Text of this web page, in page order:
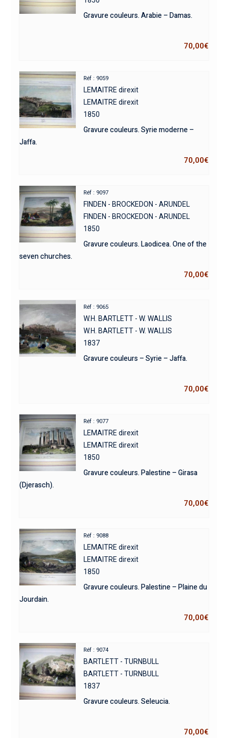
Gravure couleurs. Arabie – Damas.
70,00€
Réf : 9059
LEMAITRE direxit
LEMAITRE direxit
1850
Gravure couleurs. Syrie moderne –
Jaffa.
70,00€
Réf : 9097
FINDEN - BROCKEDON - ARUNDEL
FINDEN - BROCKEDON - ARUNDEL
1850
Gravure couleurs. Laodicea. One of the
seven churches.
70,00€
Réf : 9065
W.H. BARTLETT - W. WALLIS
W.H. BARTLETT - W. WALLIS
1837
Gravure couleurs – Syrie – Jaffa.
70,00€
Réf : 9077
LEMAITRE direxit
LEMAITRE direxit
1850
Gravure couleurs. Palestine – Girasa
(Djerasch).
70,00€
Réf : 9088
LEMAITRE direxit
LEMAITRE direxit
1850
Gravure couleurs. Palestine – Plaine du
Jourdain.
70,00€
Réf : 9074
BARTLETT - TURNBULL
BARTLETT - TURNBULL
1837
Gravure couleurs. Seleucia.
70,00€